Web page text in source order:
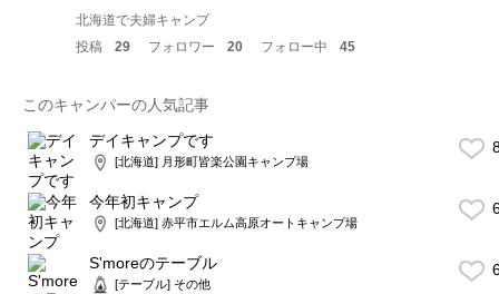
北海道で夫婦キャンプ
投稿
29 フォロワー 20 フォロー中 45
このキャンパーの人気記事
デイキャンプです
[北海道] 月形町皆楽公園キャンプ場
今年初キャンプ
[北海道] 赤平市エルム高原オートキャンプ場
S'moreのテーブル
[テーブル] その他